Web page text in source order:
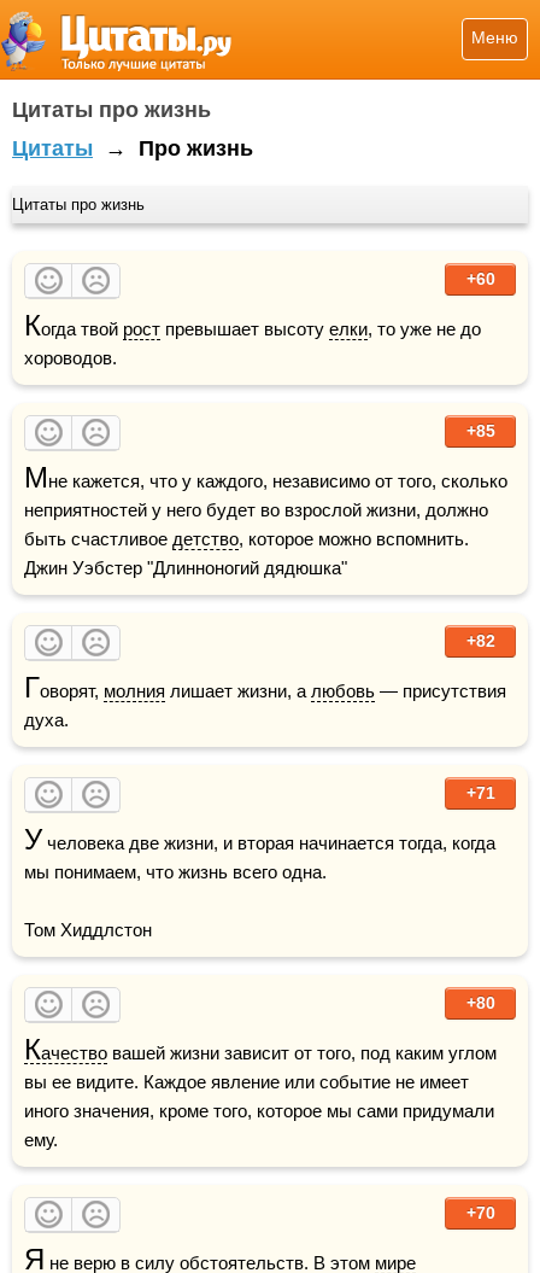
Меню
Цитаты про жизнь
Цитаты → Про жизнь
Цитаты про жизнь
+60
Когда твой рост превышает высоту елки, то уже не до
хороводов.
+85
Мне кажется, что у каждого, независимо от того, сколько
неприятностей у него будет во взрослой жизни, должно
быть счастливое детство, которое можно вспомнить.
Джин Уэбстер "Длинноногий дядюшка"
+82
Говорят, молния лишает жизни, а любовь — присутствия
духа.
+71
У человека две жизни, и вторая начинается тогда, когда
мы понимаем, что жизнь всего одна.
Том Хиддлстон
+80
Качество вашей жизни зависит от того, под каким углом
вы ее видите. Каждое явление или событие не имеет
иного значения, кроме того, которое мы сами придумали
ему.
+70
Я не верю в силу обстоятельств. В этом мире